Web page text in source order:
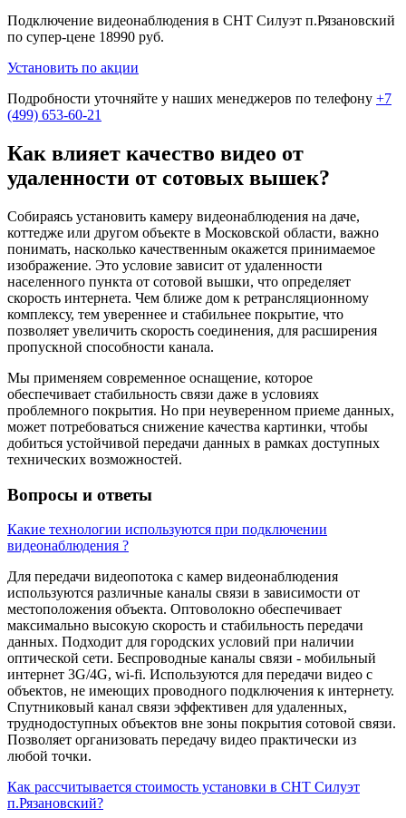
Подключение видеонаблюдения в СНТ Силуэт п.Рязановский
по супер-цене 18990 руб.
Установить по акции
Подробности уточняйте у наших менеджеров по телефону +7
(499) 653-60-21
Как влияет качество видео от
удаленности от сотовых вышек?
Собираясь установить камеру видеонаблюдения на даче,
коттедже или другом объекте в Московской области, важно
понимать, насколько качественным окажется принимаемое
изображение. Это условие зависит от удаленности
населенного пункта от сотовой вышки, что определяет
скорость интернета. Чем ближе дом к ретрансляционному
комплексу, тем увереннее и стабильнее покрытие, что
позволяет увеличить скорость соединения, для расширения
пропускной способности канала.
Мы применяем современное оснащение, которое
обеспечивает стабильность связи даже в условиях
проблемного покрытия. Но при неуверенном приеме данных,
может потребоваться снижение качества картинки, чтобы
добиться устойчивой передачи данных в рамках доступных
технических возможностей.
Вопросы и ответы
Какие технологии используются при подключении
видеонаблюдения ?
Для передачи видеопотока с камер видеонаблюдения
используются различные каналы связи в зависимости от
местоположения объекта. Оптоволокно обеспечивает
максимально высокую скорость и стабильность передачи
данных. Подходит для городских условий при наличии
оптической сети. Беспроводные каналы связи - мобильный
интернет 3G/4G, wi-fi. Используются для передачи видео с
объектов, не имеющих проводного подключения к интернету.
Спутниковый канал связи эффективен для удаленных,
труднодоступных объектов вне зоны покрытия сотовой связи.
Позволяет организовать передачу видео практически из
любой точки.
Как рассчитывается стоимость установки в СНТ Силуэт
п.Рязановский?